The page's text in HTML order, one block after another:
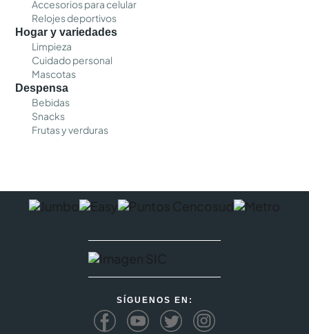
Accesorios para celular
Relojes deportivos
Hogar y variedades
Limpieza
Cuidado personal
Mascotas
Despensa
Bebidas
Snacks
Frutas y verduras
SÍGUENOS EN: